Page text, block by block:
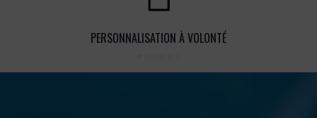
PERSONNALISATION À VOLONTÉ